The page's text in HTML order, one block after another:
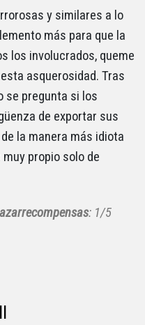
y similares a lo
más para que la
los involucrados, queme
asquerosidad. Tras
se pregunta si los
de exportar sus
la manera más idiota
propio solo de
: 1/5